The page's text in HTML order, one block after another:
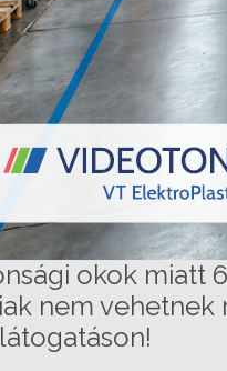
okok miatt
nem vehetnek